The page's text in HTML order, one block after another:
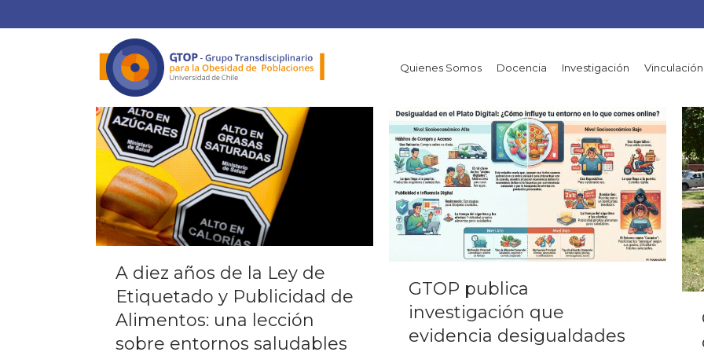
Quienes Somos Docencia Investigación Vinculación
A diez años de la Ley de
Etiquetado y Publicidad de
Alimentos: una lección
sobre entornos saludables
GTOP publica
investigación que
evidencia desigualdades